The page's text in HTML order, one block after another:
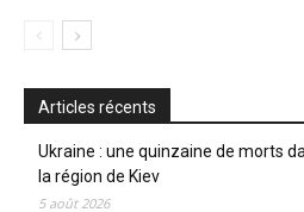
Articles récents
Ukraine : une quinzaine de morts
la région de Kiev
5 août 2026